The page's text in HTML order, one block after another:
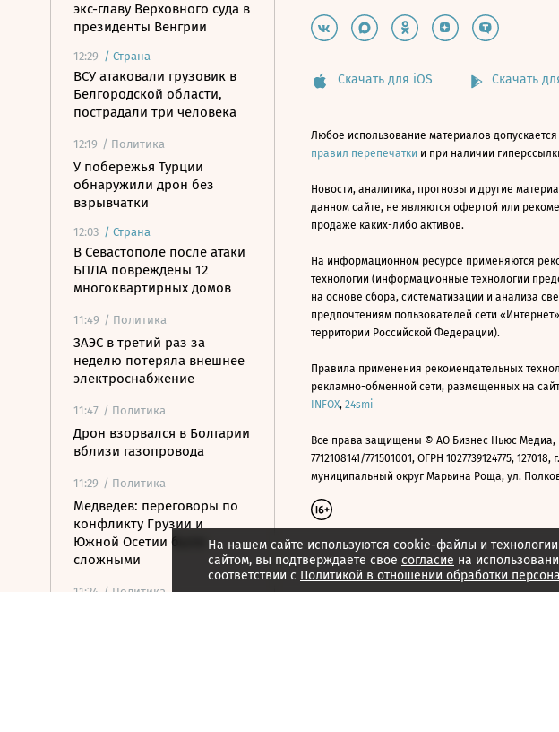
экс-главу Верховного суда в
президенты Венгрии
12:29 / Страна
ВСУ атаковали грузовик в
Белгородской области,
пострадали три человека
12:19 / Политика
У побережья Турции
обнаружили дрон без
взрывчатки
12:03 / Страна
В Севастополе после атаки
БПЛА повреждены 12
многоквартирных домов
11:49 / Политика
ЗАЭС в третий раз за
неделю потеряла внешнее
электроснабжение
11:47 / Политика
Дрон взорвался в Болгарии
вблизи газопровода
11:29 / Политика
Медведев: переговоры по
конфликту Грузии и
Южной Осетии были
сложными
11:24 / Политика
На нашем сайте используются cookie-файлы и
сайтом, вы подтверждаете свое согласие на
соответствии с Политикой в отношении обработки
Скачать для iOS Скачать
Любое использование материалов
правил перепечатки и при наличии
Новости, аналитика, прогнозы и другие
данном сайте, не являются офертой или
продаже каких-либо активов.
На информационном ресурсе применяются
технологии (информационные технологии
на основе сбора, систематизации и анализа
предпочтениям пользователей сети
территории Российской Федерации).
Правила применения рекомендательных
рекламно-обменной сети, размещенных на
INFOX, 24smi
Все права защищены © АО Бизнес Ньюс
7712108141/771501001, ОГРН 1027739124775, 127018,
муниципальный округ Марьина Роща, ул.